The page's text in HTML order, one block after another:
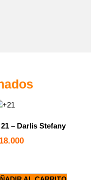
– Darlis Stefany